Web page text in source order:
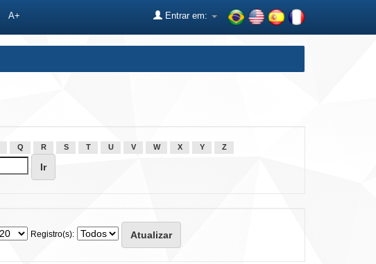
A+ Entrar em:
Q R S T U V W X Y Z
Registro(s):